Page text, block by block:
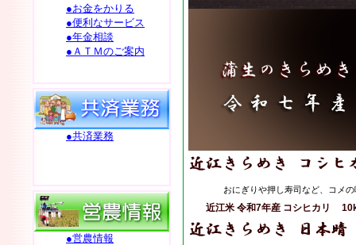
●お金をかりる
●便利なサービス
●年金相談
●ＡＴＭのご案内
●共済業務
●営農情報
おにぎりや押し寿司など、コメ
近江米 令和7年産 コシヒカリ